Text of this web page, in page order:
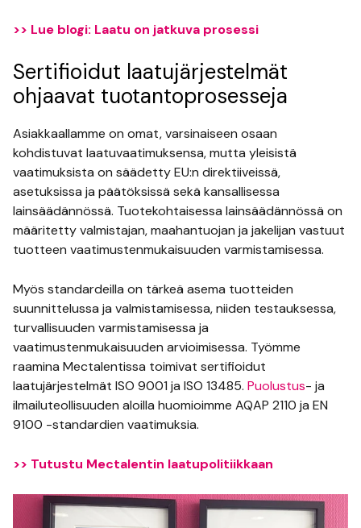
>> Lue blogi: Laatu on jatkuva prosessi
Sertifioidut laatujärjestelmät
ohjaavat tuotantoprosesseja
Asiakkaallamme on omat, varsinaiseen osaan
kohdistuvat laatuvaatimuksensa, mutta yleisistä
vaatimuksista on säädetty EU:n direktiiveissä,
asetuksissa ja päätöksissä sekä kansallisessa
lainsäädännössä. Tuotekohtaisessa lainsäädännössä on
määritetty valmistajan, maahantuojan ja jakelijan vastuut
tuotteen vaatimustenmukaisuuden varmistamisessa.
Myös standardeilla on tärkeä asema tuotteiden
suunnittelussa ja valmistamisessa, niiden testauksessa,
turvallisuuden varmistamisessa ja
vaatimustenmukaisuuden arvioimisessa. Työmme
raamina Mectalentissa toimivat sertifioidut
laatujärjestelmät ISO 9001 ja ISO 13485. Puolustus- ja
ilmailuteollisuuden aloilla huomioimme AQAP 2110 ja EN
9100 -standardien vaatimuksia.
>> Tutustu Mectalentin laatupolitiikkaan